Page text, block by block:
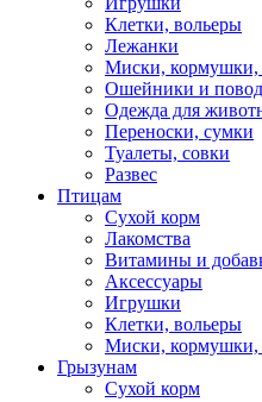
Клетки, вольеры
Лежанки
Миски, кормушки,
Ошейники и
Одежда для
Переноски, сумки
Туалеты, совки
Развес
Птицам
Сухой корм
Лакомства
Витамины и
Аксессуары
Игрушки
Клетки, вольеры
Миски, кормушки,
Грызунам
Сухой корм